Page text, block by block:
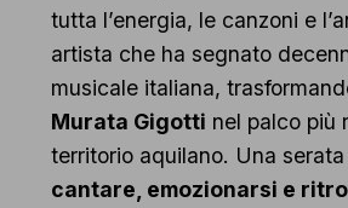
tutta l’energia, le canzoni e
artista che ha segnato
musicale italiana,
Murata Gigotti nel palco più
territorio aquilano. Una
cantare, emozionarsi e